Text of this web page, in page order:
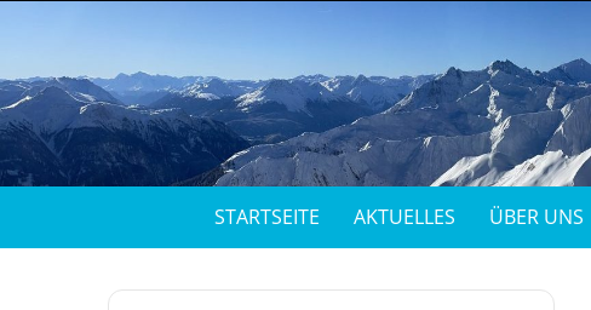
STARTSEITE AKTUELLES ÜBER UNS